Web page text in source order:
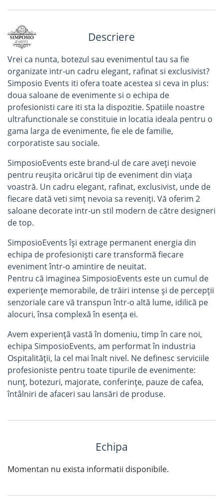
Descriere
Vrei ca nunta, botezul sau evenimentul tau sa fie
organizate intr-un cadru elegant, rafinat si exclusivist?
Simposio Events iti ofera toate acestea si ceva in plus:
doua saloane de evenimente si o echipa de
profesionisti care iti sta la dispozitie. Spatiile noastre
ultrafunctionale se constituie in locatia ideala pentru o
gama larga de evenimente, fie ele de familie,
corporatiste sau sociale.
SimposioEvents este brand-ul de care aveți nevoie
pentru reușita oricărui tip de eveniment din viața
voastră. Un cadru elegant, rafinat, exclusivist, unde de
fiecare dată veti simț nevoia sa reveniți. Vă oferim 2
saloane decorate intr-un stil modern de către designeri
de top.
SimposioEvents îşi extrage permanent energia din
echipa de profesionişti care transformă fiecare
eveniment într-o amintire de neuitat.
Pentru că imaginea SimposioEvents este un cumul de
experienţe memorabile, de trăiri intense şi de percepţii
senzoriale care vă transpun într-o altă lume, idilică pe
alocuri, însa complexă în esenţa ei.
Avem experiență vastă în domeniu, timp în care noi,
echipa SimposioEvents, am performat în industria
Ospitalității, la cel mai înalt nivel. Ne definesc serviciile
profesioniste pentru toate tipurile de evenimente:
nunț, botezuri, majorate, conferințe, pauze de cafea,
întâlniri de afaceri sau lansări de produse.
Echipa
Momentan nu exista informatii disponibile.